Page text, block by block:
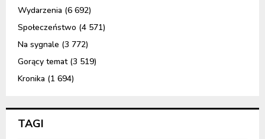
Wydarzenia (6 692)
Społeczeństwo (4 571)
Na sygnale (3 772)
Gorący temat(3 519)
Kronika (1 694)
TAGI